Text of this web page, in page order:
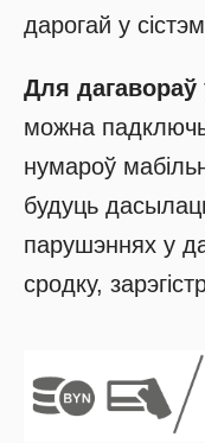
дарогай у
Для
можна
нумароў
будуць
парушэннях у
сродку,